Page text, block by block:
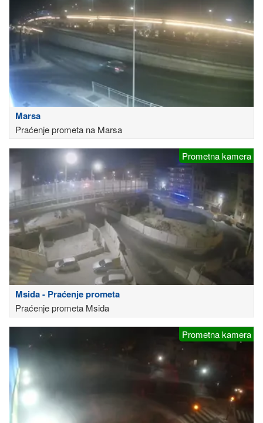
Marsa
Praćenje prometa na Marsa
Prometna kamera
Msida - Praćenje prometa
Praćenje prometa Msida
Prometna kamera